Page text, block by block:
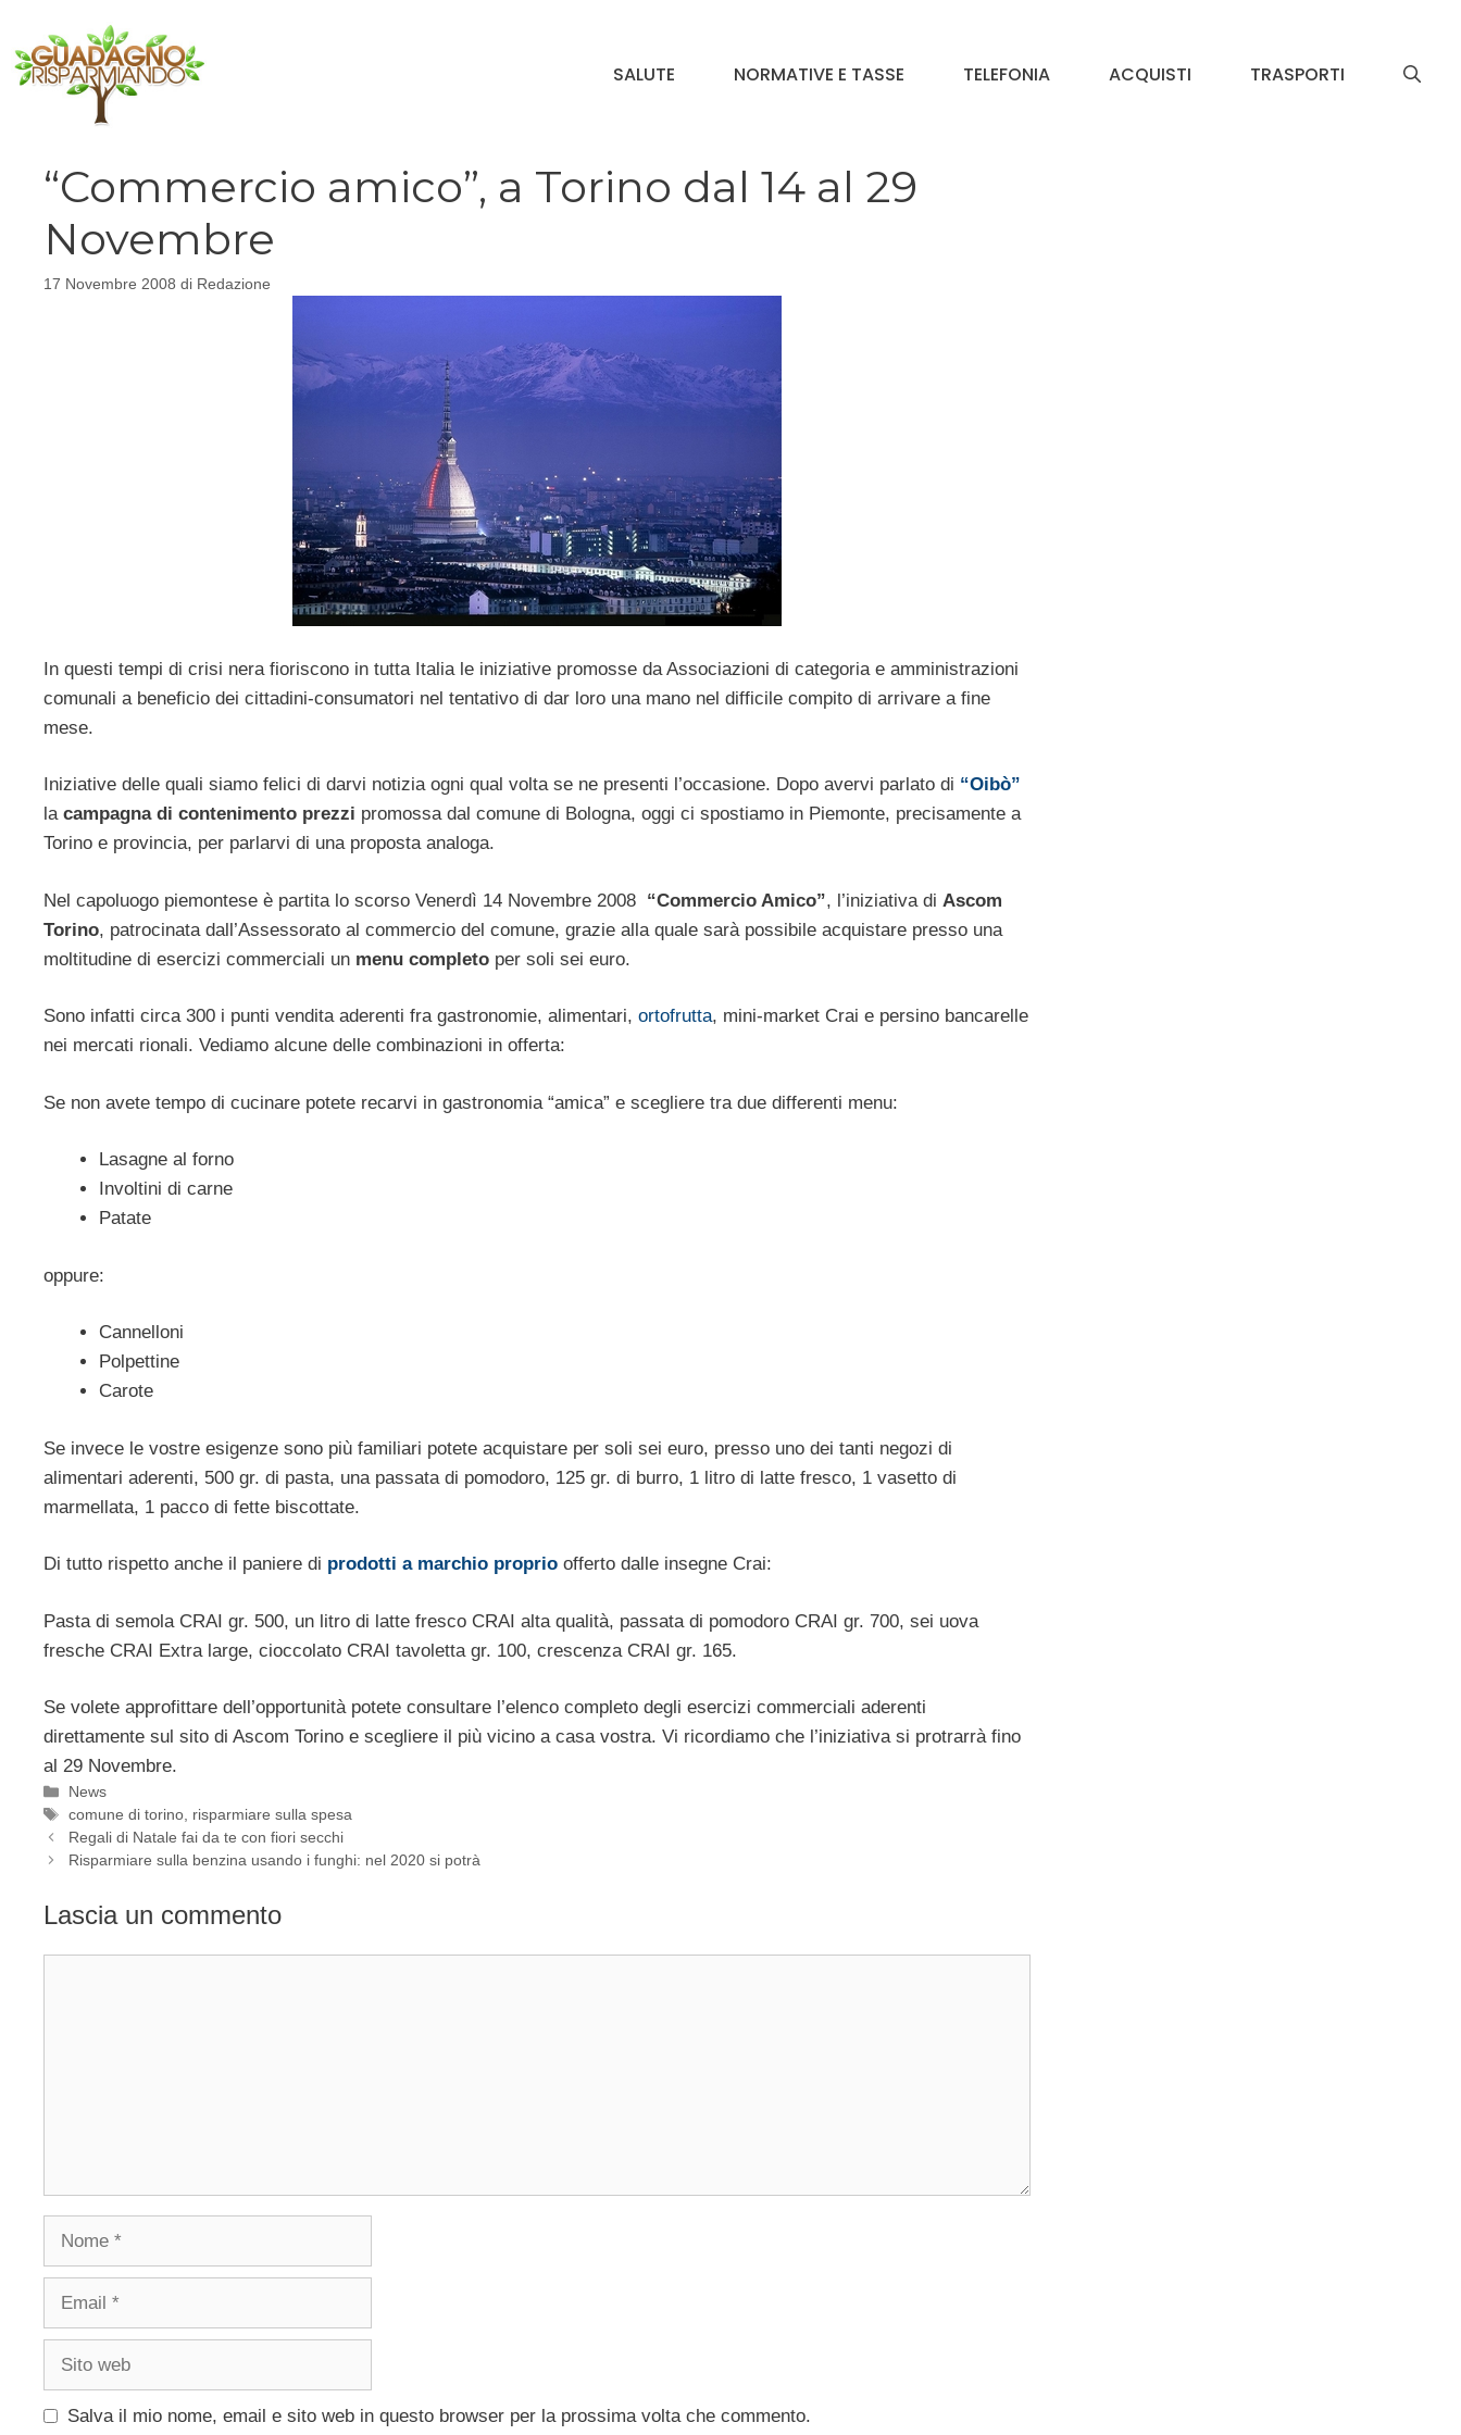
contenuto
SALUTE NORMATIVE E TASSE TELEFONIA ACQUISTI TRASPORTI
“Commercio amico”, a Torino dal 14 al 29
Novembre
17 Novembre 2008 di Redazione
In questi tempi di crisi nera fioriscono in tutta Italia le iniziative promosse da Associazioni di categoria e amministrazioni
comunali a beneficio dei cittadini-consumatori nel tentativo di dar loro una mano nel difficile compito di arrivare a fine
mese.
Iniziative delle quali siamo felici di darvi notizia ogni qual volta se ne presenti l’occasione. Dopo avervi parlato di “Oibò”
la campagna di contenimento prezzi promossa dal comune di Bologna, oggi ci spostiamo in Piemonte, precisamente a
Torino e provincia, per parlarvi di una proposta analoga.
Nel capoluogo piemontese è partita lo scorso Venerdì 14 Novembre 2008 “Commercio Amico”, l’iniziativa di Ascom
Torino, patrocinata dall’Assessorato al commercio del comune, grazie alla quale sarà possibile acquistare presso una
moltitudine di esercizi commerciali un menu completo per soli sei euro.
Sono infatti circa 300 i punti vendita aderenti fra gastronomie, alimentari, ortofrutta, mini-market Crai e persino bancarelle
nei mercati rionali. Vediamo alcune delle combinazioni in offerta:
Se non avete tempo di cucinare potete recarvi in gastronomia “amica” e scegliere tra due differenti menu:
Lasagne al forno
Involtini di carne
Patate
oppure:
Cannelloni
Polpettine
Carote
Se invece le vostre esigenze sono più familiari potete acquistare per soli sei euro, presso uno dei tanti negozi di
alimentari aderenti, 500 gr. di pasta, una passata di pomodoro, 125 gr. di burro, 1 litro di latte fresco, 1 vasetto di
marmellata, 1 pacco di fette biscottate.
Di tutto rispetto anche il paniere di prodotti a marchio proprio offerto dalle insegne Crai:
Pasta di semola CRAI gr. 500, un litro di latte fresco CRAI alta qualità, passata di pomodoro CRAI gr. 700, sei uova
fresche CRAI Extra large, cioccolato CRAI tavoletta gr. 100, crescenza CRAI gr. 165.
Se volete approfittare dell’opportunità potete consultare l’elenco completo degli esercizi commerciali aderenti
direttamente sul sito di Ascom Torino e scegliere il più vicino a casa vostra. Vi ricordiamo che l’iniziativa si protrarrà fino
al 29 Novembre.
Categorie
News
Tag
comune di torino, risparmiare sulla spesa
Regali di Natale fai da te con fiori secchi
Risparmiare sulla benzina usando i funghi: nel 2020 si potrà
Lascia un commento
Salva il mio nome, email e sito web in questo browser per la prossima volta che commento.